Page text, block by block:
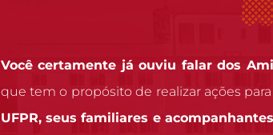
Você certamente já ouviu falar dos
que tem o propósito de realizar ações
UFPR, seus familiares e